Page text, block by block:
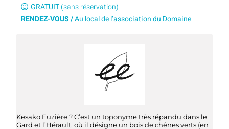
GRATUIT(sans réservation)
RENDEZ-VOUS /Au local de l’association du Domaine
Kesako Euzière ? C’est un toponyme très répandu dans le
Gard et l’Hérault, où il désigne un bois de chênes verts (en